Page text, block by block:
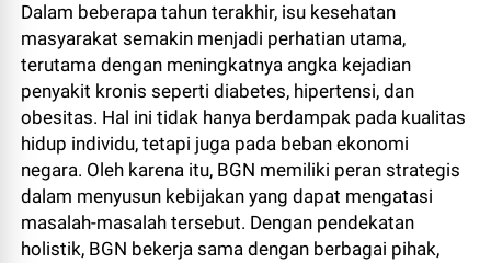
Dalam beberapa tahun terakhir, isu kesehatan
masyarakat semakin menjadi perhatian utama,
terutama dengan meningkatnya angka kejadian
penyakit kronis seperti diabetes, hipertensi, dan
obesitas. Hal ini tidak hanya berdampak pada kualitas
hidup individu, tetapi juga pada beban ekonomi
negara. Oleh karena itu, BGN memiliki peran strategis
dalam menyusun kebijakan yang dapat mengatasi
masalah-masalah tersebut. Dengan pendekatan
holistik, BGN bekerja sama dengan berbagai pihak,